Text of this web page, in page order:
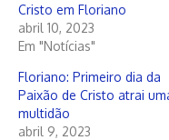
Cristo em Floriano
abril 10, 2023
Em "Notícias"
Floriano: Primeiro dia da
Paixão de Cristo atrai
multidão
abril 9, 2023